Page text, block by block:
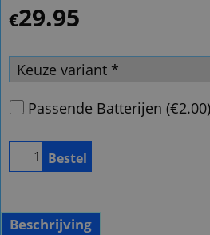
€29.95
Passende Batterijen (€2.00)
Bestel
Beschrijving